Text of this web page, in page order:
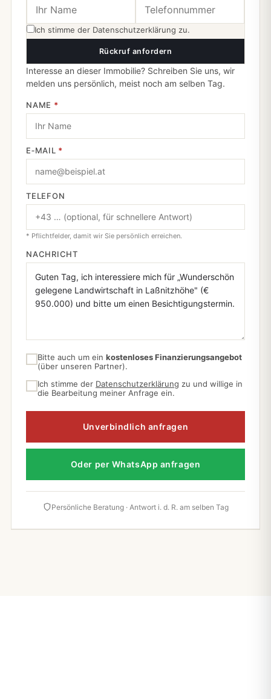
Ich stimme der Datenschutzerklärung zu.
Rückruf anfordern
Interesse an dieser Immobilie? Schreiben Sie uns, wir
melden uns persönlich, meist noch am selben Tag.
NAME *
E‑MAIL *
TELEFON
* Pflichtfelder, damit wir Sie persönlich erreichen.
NACHRICHT
Bitte auch um ein kostenloses Finanzierungsangebot
(über unseren Partner).
Ich stimme der Datenschutzerklärung zu und willige in
die Bearbeitung meiner Anfrage ein.
Unverbindlich anfragen
Oder per WhatsApp anfragen
Persönliche Beratung · Antwort i. d. R. am selben Tag